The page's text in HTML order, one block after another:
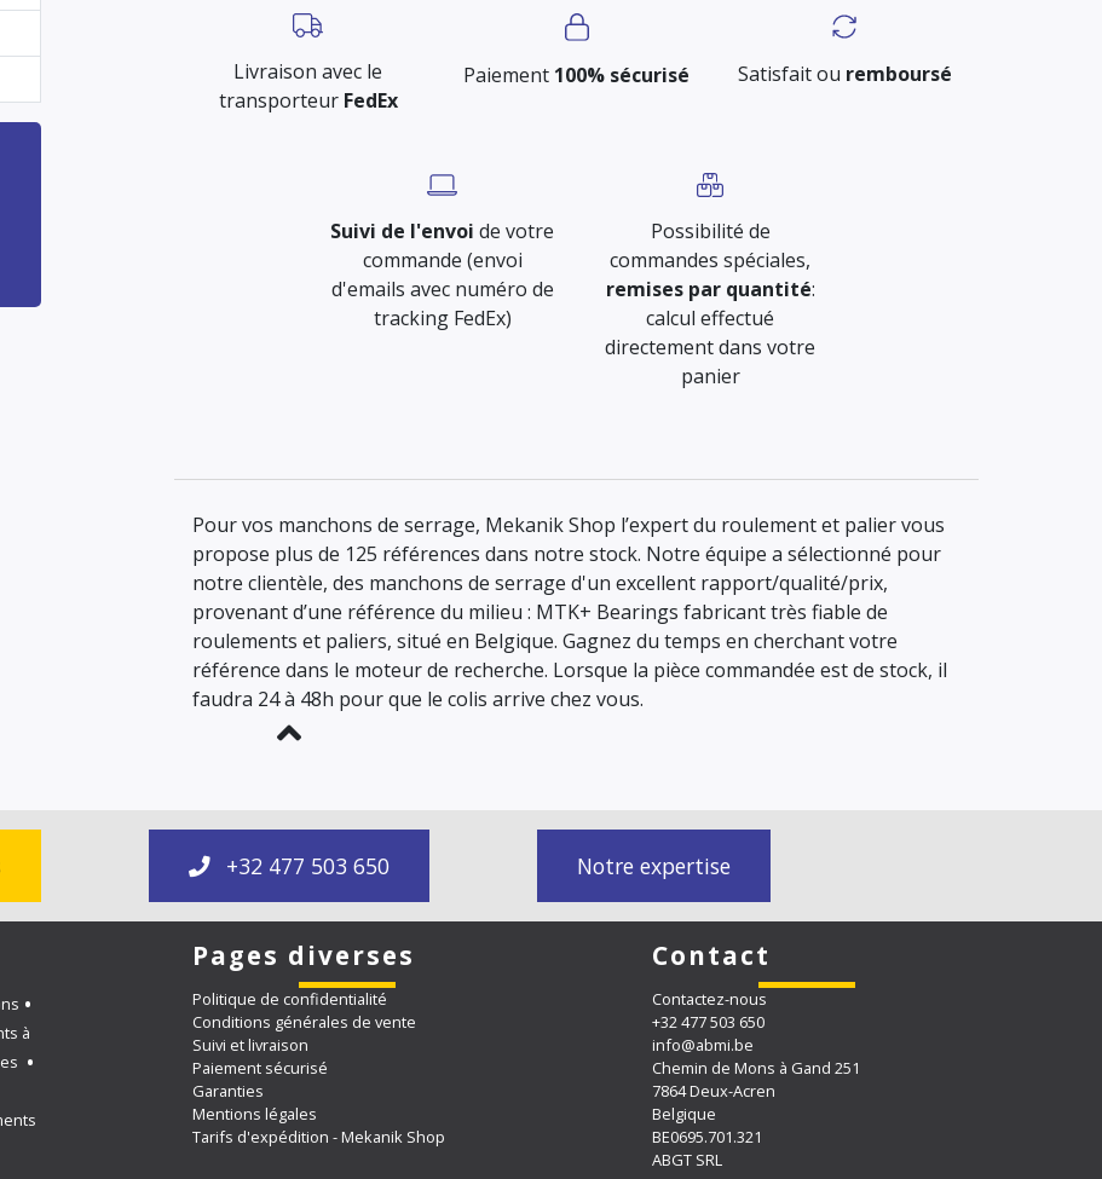
Livraison avec le
transporteur FedEx
Paiement 100% sécurisé Satisfait ou remboursé
Suivi de l'envoi de votre
commande (envoi
d'emails avec numéro de
tracking FedEx)
Possibilité de
commandes spéciales,
remises par quantité:
calcul effectué
directement dans votre
panier
Pour vos manchons de serrage, Mekanik Shop l’expert du roulement et palier vous
propose plus de 125 références dans notre stock. Notre équipe a sélectionné pour
notre clientèle, des manchons de serrage d'un excellent rapport/qualité/prix,
provenant d’une référence du milieu : MTK+ Bearings fabricant très fiable de
roulements et paliers, situé en Belgique. Gagnez du temps en cherchant votre
référence dans le moteur de recherche. Lorsque la pièce commandée est de stock, il
faudra 24 à 48h pour que le colis arrive chez vous.
+32 477 503 650 Notre expertise
à
Pages diverses
Politique de confidentialité
Conditions générales de vente
Suivi et livraison
Paiement sécurisé
Garanties
Mentions légales
Tarifs d'expédition - Mekanik Shop
Contact
Contactez-nous
+32 477 503 650
info@abmi.be
Chemin de Mons à Gand 251
7864 Deux-Acren
Belgique
BE0695.701.321
ABGT SRL